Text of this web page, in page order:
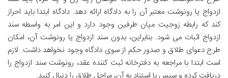
ازدواج یا رونوشت معتبر آن را به دادگاه ارائه دهد. دادگاه ابتدا باید احراز
کند که رابطه زوجیت میان طرفین وجود دارد و این امر به واسطه سند
ازدواج اثبات می شود. بنابراین، بدون سند ازدواج یا رونوشت آن، امکان
طرح دعوای طلاق و صدور حکم از سوی دادگاه وجود نخواهد داشت. لازم
است ابتدا با مراجعه به دفترخانه ثبت کننده عقد، رونوشت سند ازدواج را